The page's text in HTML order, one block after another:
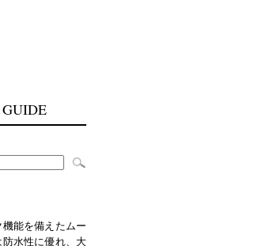
GUIDE
能を備えたムー
水性に優れ、大